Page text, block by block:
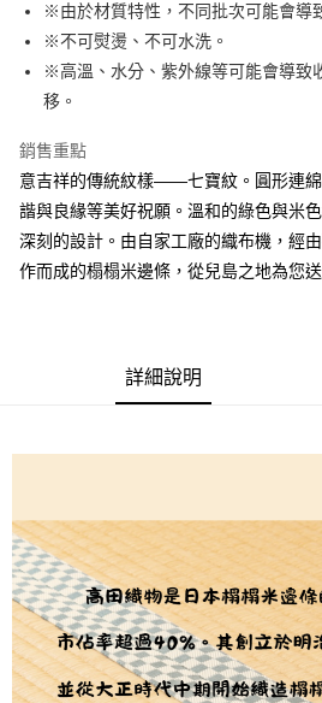
【大哥付你分期使用說明】
1.本服務由台灣大哥大提供，台灣大哥大用戶
流程，驗證手機門號後，選擇欲分期的期數
成交易。
4.訂單成立30分鐘內，如未前往確認交易或遇
法說明評估內容。
【繳款方式說明】
1.分期款項不併入電信帳單，「大哥付你分期
醒簡訊。
2.透過簡訊連結打開帳單後，可選擇「超商條
用戶於交易時，得透過本服務購買商品或服
買賣價金債權讓與本公司後，依約使用本公司
AFTEE先享後付
相關說明
【關於「AFTEE先享後付」】
AFTEE先享後付是「在收到商品之後才付款
１．簡單：不需註冊會員、不需綁卡、不需儲
２．便利：只要手機號碼，簡訊認證，即可結
【「AFTEE先享後付」結帳流程】
１．於結帳方式選擇「AFTEE先享後付」後，
結帳頁面，進行簡訊認證並確認金額後，即可
※ 請注意：結帳手續完成當下不需立刻繳費
是否繳費成功／繳費後需取消欲退款等相關
【注意事項】
１．透過由恩沛科技股份有限公司提供之「
易，需依本服務之必要範圍內提供個人資料，
權轉讓予恩沛科技股份有限公司。
２．關於個人資料處理事宜，請瀏覽以下網址
https://aftee.tw/terms/#terms3
３．未成年的使用者請事先徵得法定代理人
「AFTEE先享後付」，若未經同意申辦者引起
任。
ATM付款
全家取貨付款
每筆NT$65，滿NT$1,500(含以上)免運
7-11取貨付款
每筆NT$150，滿NT$1,500(含以上)免運
※由於材質特性，不同批次可能會導
※不可熨燙、不可水洗。
※高溫、水分、紫外線等可能會導致
移。
銷售重點
意吉祥的傳統紋樣——七寶紋。圓形連
諧與良緣等美好祝願。溫和的綠色與米
深刻的設計。由自家工廠的織布機，經
作而成的榻榻米邊條，從兒島之地為您送
詳細說明